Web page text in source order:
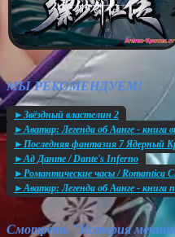
МЫ РЕКОМЕНДУЕМ!
►Звёздный властелин 2
►Аватар: Легенда об Аанге - книга
►Последняя фантазия 7 Ядерный
►Ад Данте / Dante's Inferno
►Романтические часы / Romantica
►Аватар: Легенда об Аанге - книга
Смотреть "История